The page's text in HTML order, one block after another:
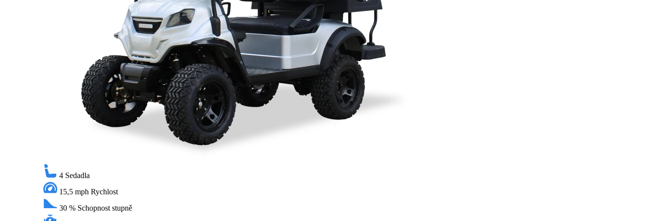
4 Sedadla
15,5 mph Rychlost
30 % Schopnost stupně